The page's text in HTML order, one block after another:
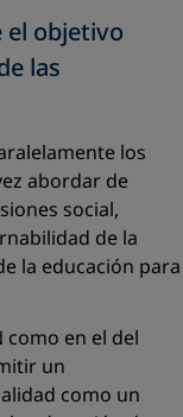
el objetivo
las
los
abordar de
social,
de la
la educación para
como en el del
un
como un